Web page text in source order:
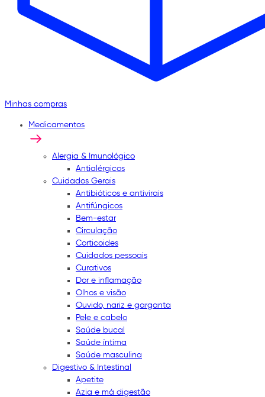
Minhas compras
Medicamentos
Alergia & Imunológico
Antialérgicos
Cuidados Gerais
Antibióticos e antivirais
Antifúngicos
Bem-estar
Circulação
Corticoides
Cuidados pessoais
Curativos
Dor e inflamação
Olhos e visão
Ouvido, nariz e garganta
Pele e cabelo
Saúde bucal
Saúde íntima
Saúde masculina
Digestivo & Intestinal
Apetite
Azia e má digestão